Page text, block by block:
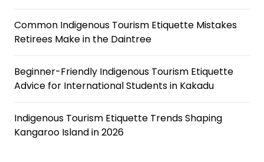
Common Indigenous Tourism Etiquette Mistakes
Retirees Make in the Daintree
Beginner-Friendly Indigenous Tourism Etiquette
Advice for International Students in Kakadu
Indigenous Tourism Etiquette Trends Shaping
Kangaroo Island in 2026